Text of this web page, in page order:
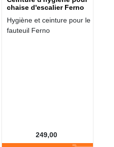
chaise d'escalier Ferno
Hygiène et ceinture pour le
fauteuil Ferno
249,00